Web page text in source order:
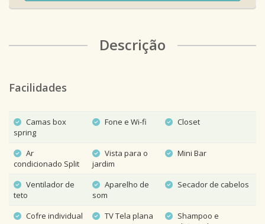
Descrição
Facilidades
Camas box
spring
Fone e Wi-fi Closet
Ar
condicionado Split
Vista para o
jardim
Mini Bar
Ventilador de
teto
Aparelho de
som
Secador de cabelos
Cofre individual TV Tela plana
Shampoo e